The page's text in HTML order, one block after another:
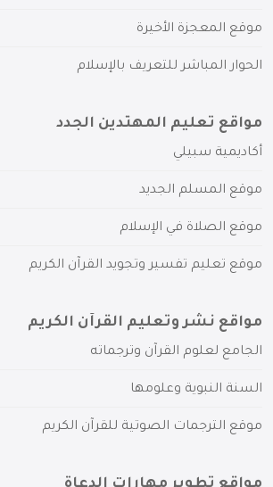
موقع المعجزة الأخيرة
الحوار المباشر للتعريف بالإسلام
مواقع تعليم المهتدين الجدد
أكاديمية سبيلي
موقع المسلم الجديد
موقع الصلاة في الإسلام
موقع تعليم تفسير وتجويد القرآن الكريم
مواقع نشر وتعليم القرآن الكريم
الجامع لعلوم القرآن وترجماته
السنة النبوية وعلومها
موقع الترجمات الصوتية للقرآن الكريم